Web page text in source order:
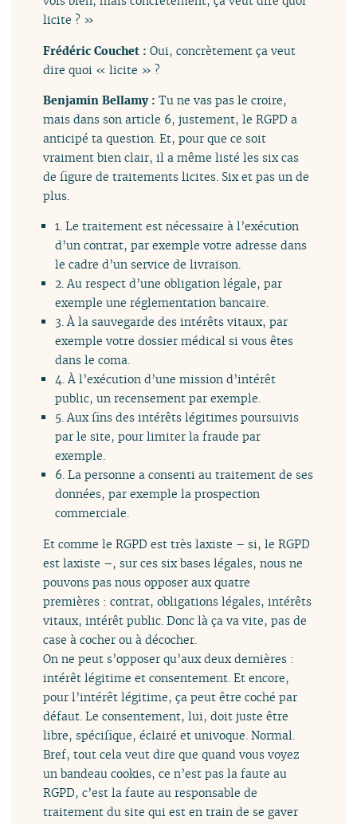
licite ? »
Frédéric Couchet :Oui, concrètement ça veut
dire quoi « licite » ?
Benjamin Bellamy :Tu ne vas pas le croire,
mais dans son article 6, justement, le RGPD a
anticipé ta question. Et, pour que ce soit
vraiment bien clair, il a même listé les six cas
de figure de traitements licites. Six et pas un de
plus.
1. Le traitement est nécessaire à l’exécution
d’un contrat, par exemple votre adresse dans
le cadre d’un service de livraison.
2. Au respect d’une obligation légale, par
exemple une réglementation bancaire.
3. À la sauvegarde des intérêts vitaux, par
exemple votre dossier médical si vous êtes
dans le coma.
4. À l’exécution d’une mission d’intérêt
public, un recensement par exemple.
5. Aux fins des intérêts légitimes poursuivis
par le site, pour limiter la fraude par
exemple.
6. La personne a consenti au traitement de ses
données, par exemple la prospection
commerciale.
Et comme le RGPD est très laxiste – si, le RGPD
est laxiste –, sur ces six bases légales, nous ne
pouvons pas nous opposer aux quatre
premières : contrat, obligations légales, intérêts
vitaux, intérêt public. Donc là ça va vite, pas de
case à cocher ou à décocher.
On ne peut s’opposer qu’aux deux dernières :
intérêt légitime et consentement. Et encore,
pour l’intérêt légitime, ça peut être coché par
défaut. Le consentement, lui, doit juste être
libre, spécifique, éclairé et univoque. Normal.
Bref, tout cela veut dire que quand vous voyez
un bandeau cookies, ce n’est pas la faute au
RGPD, c’est la faute au responsable de
traitement du site qui est en train de se gaver